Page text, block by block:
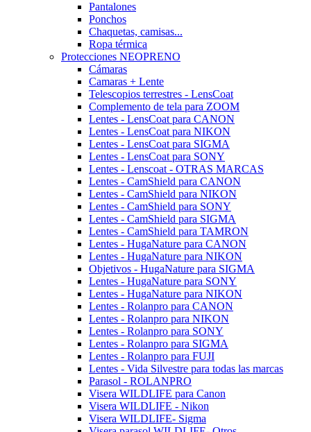
Pantalones
Ponchos
Chaquetas, camisas...
Ropa térmica
Protecciones NEOPRENO
Cámaras
Camaras + Lente
Telescopios terrestres - LensCoat
Complemento de tela para ZOOM
Lentes - LensCoat para CANON
Lentes - LensCoat para NIKON
Lentes - LensCoat para SIGMA
Lentes - LensCoat para SONY
Lentes - Lenscoat - OTRAS MARCAS
Lentes - CamShield para CANON
Lentes - CamShield para NIKON
Lentes - CamShield para SONY
Lentes - CamShield para SIGMA
Lentes - CamShield para TAMRON
Lentes - HugaNature para CANON
Lentes - HugaNature para NIKON
Objetivos - HugaNature para SIGMA
Lentes - HugaNature para SONY
Lentes - HugaNature para NIKON
Lentes - Rolanpro para CANON
Lentes - Rolanpro para NIKON
Lentes - Rolanpro para SONY
Lentes - Rolanpro para SIGMA
Lentes - Rolanpro para FUJI
Lentes - Vida Silvestre para todas las marcas
Parasol - ROLANPRO
Visera WILDLIFE para Canon
Visera WILDLIFE - Nikon
Visera WILDLIFE- Sigma